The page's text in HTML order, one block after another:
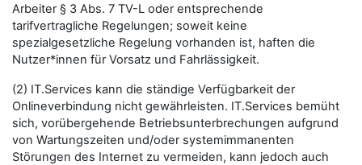
Arbeiter § 3 Abs. 7 TV-L oder entsprechende
tarifvertragliche Regelungen; soweit keine
spezialgesetzliche Regelung vorhanden ist, haften die
Nutzer*innen für Vorsatz und Fahrlässigkeit.
(2) IT.Services kann die ständige Verfügbarkeit der
Onlineverbindung nicht gewährleisten. IT.Services bemüht
sich, vorübergehende Betriebsunterbrechungen aufgrund
von Wartungszeiten und/oder systemimmanenten
Störungen des Internet zu vermeiden, kann jedoch auch